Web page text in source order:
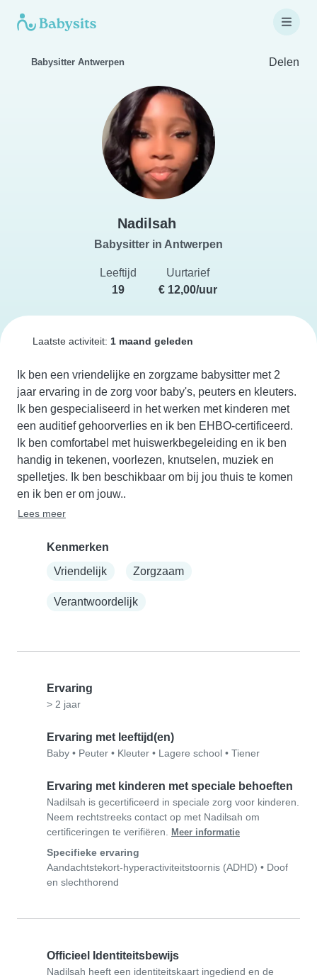
Babysitter Antwerpen Delen
Nadilsah
Babysitter in Antwerpen
Leeftijd
19
Uurtarief
€ 12,00/uur
Laatste activiteit: 1 maand geleden
Ik ben een vriendelijke en zorgzame babysitter met 2
jaar ervaring in de zorg voor baby's, peuters en kleuters.
Ik ben gespecialiseerd in het werken met kinderen met
een auditief gehoorverlies en ik ben EHBO-certificeerd.
Ik ben comfortabel met huiswerkbegeleiding en ik ben
handig in tekenen, voorlezen, knutselen, muziek en
spelletjes. Ik ben beschikbaar om bij jou thuis te komen
en ik ben er om jouw..
Lees meer
Kenmerken
Vriendelijk
Zorgzaam
Verantwoordelijk
Ervaring
> 2 jaar
Ervaring met leeftijd(en)
Baby • Peuter • Kleuter • Lagere school • Tiener
Ervaring met kinderen met speciale behoeften
Nadilsah is gecertificeerd in speciale zorg voor kinderen.
Neem rechtstreeks contact op met Nadilsah om
certificeringen te verifiëren. Meer informatie
Specifieke ervaring
Aandachtstekort-hyperactiviteitstoornis (ADHD) • Doof
en slechthorend
Officieel Identiteitsbewijs
Nadilsah heeft een identiteitskaart ingediend en de